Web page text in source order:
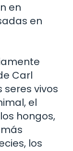
en
en
Carl
seres vivos
el
hongos,
los